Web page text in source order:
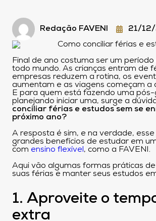
Redação FAVENI 21/
Final de ano costuma ser um
todo mundo. As crianças entram de
empresas reduzem a rotina, os
aumentam e as viagens começam a
E para quem está fazendo uma
planejando iniciar uma, surge a
conciliar férias e estudos sem se
próximo ano?
A resposta é sim, e na verdade, esse
grandes benefícios de estudar em
com ensino flexível , como a FAVENI.
Aqui vão algumas formas práticas
suas férias e manter seus estudos
1. Aproveite o
extra